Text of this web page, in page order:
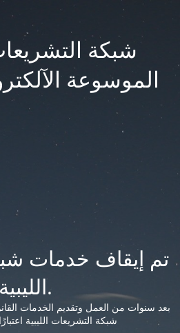
شبكة
الموسوعة
تم إيقاف خدمات
الليبية.
بعد سنوات من العمل وتقديم الخدمات
شبكة التشريعات الليبية اعتبارًا